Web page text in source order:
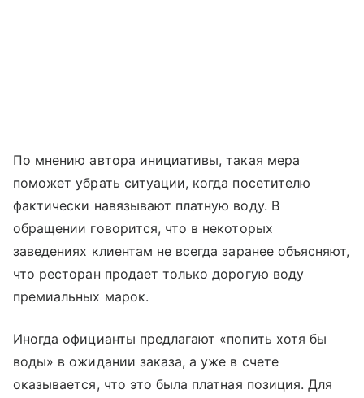
По мнению автора инициативы, такая мера
поможет убрать ситуации, когда посетителю
фактически навязывают платную воду. В
обращении говорится, что в некоторых
заведениях клиентам не всегда заранее объясняют,
что ресторан продает только дорогую воду
премиальных марок.
Иногда официанты предлагают «попить хотя бы
воды» в ожидании заказа, а уже в счете
оказывается, что это была платная позиция. Для